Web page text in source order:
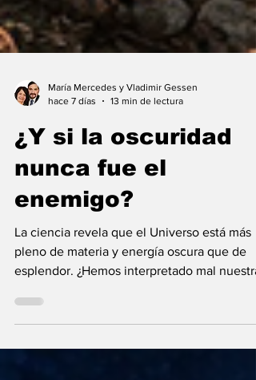
hace 7 días
13 min de lectura
¿Y si la oscuridad
nunca fue el
enemigo?
La ciencia revela que el Universo está más
pleno de materia y energía oscura que de
esplendor. ¿Hemos interpretado mal